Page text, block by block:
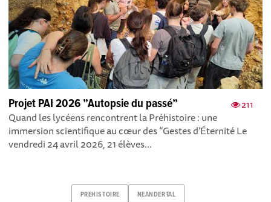
211
Projet PAI 2026 ”Autopsie du passé”
Quand les lycéens rencontrent la Préhistoire : une
immersion scientifique au cœur des “Gestes d’Éternité Le
vendredi 24 avril 2026, 21 élèves...
PREHISTOIRE NEANDERTAL